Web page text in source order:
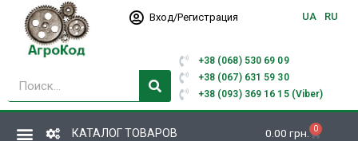
Перейти
содержимому
Вход/Регистрация UA RU
Поиск
+38 (068) 530 69 09
+38 (067) 631 59 30
+38 (093) 369 16 15 (Viber)
КАТАЛОГ ТОВАРОВ 0.00 грн. 0
Корзина